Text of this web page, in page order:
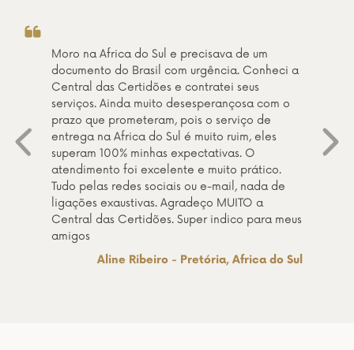
Obrigado! O atendimento da Central das
Certidões é excelente. Recomendo a qualquer
um.
Daisy Marques da Silva